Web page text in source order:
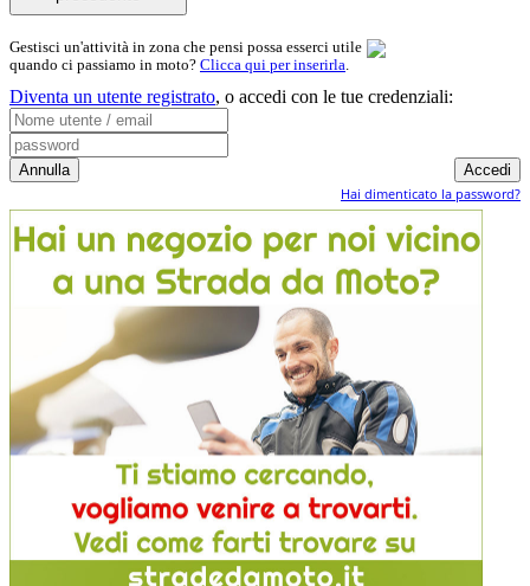
Gestisci un'attività in zona che pensi possa esserci utile
quando ci passiamo in moto? Clicca qui per inserirla.
Diventa un utente registrato, o accedi con le tue credenziali:
Hai dimenticato la password?